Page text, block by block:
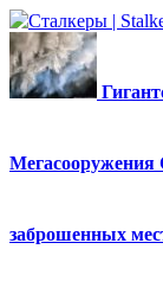
заброшенных